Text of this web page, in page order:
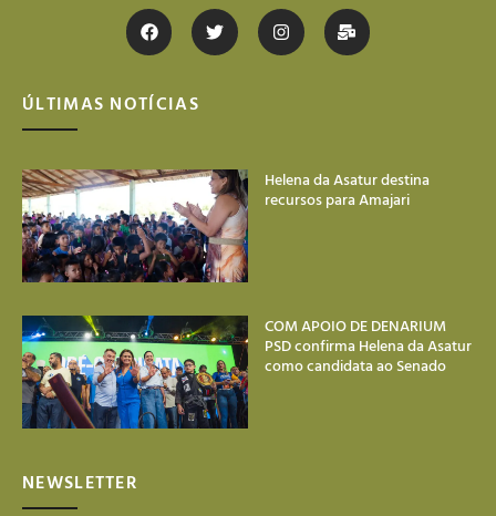
ÚLTIMAS NOTÍCIAS
Helena da Asatur destina
recursos para Amajari
COM APOIO DE DENARIUM
PSD confirma Helena da Asatur
como candidata ao Senado
NEWSLETTER